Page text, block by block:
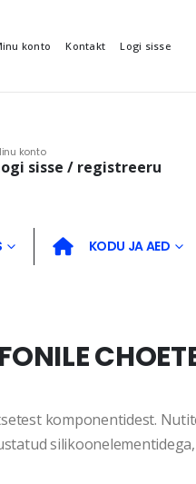
konto Kontakt Logi sisse
konto
sisse / registreeru
KODU JA AED
komponentidest.